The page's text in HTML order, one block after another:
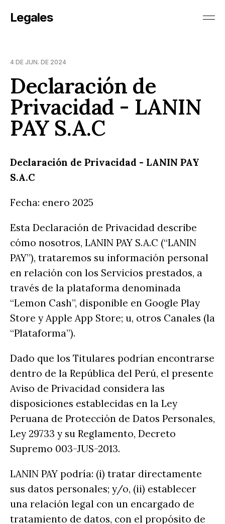
Legales
4 DE JUN. DE 2024
Declaración de
Privacidad - LANIN
PAY S.A.C
Declaración de Privacidad - LANIN PAY
S.A.C
Fecha: enero 2025
Esta Declaración de Privacidad describe
cómo nosotros, LANIN PAY S.A.C (“LANIN
PAY”), trataremos su información personal
en relación con los Servicios prestados, a
través de la plataforma denominada
“Lemon Cash”, disponible en Google Play
Store y Apple App Store; u, otros Canales (la
“Plataforma”).
Dado que los Titulares podrían encontrarse
dentro de la República del Perú, el presente
Aviso de Privacidad considera las
disposiciones establecidas en la Ley
Peruana de Protección de Datos Personales,
Ley 29733 y su Reglamento, Decreto
Supremo 003-JUS-2013.
LANIN PAY podría: (i) tratar directamente
sus datos personales; y/o, (ii) establecer
una relación legal con un encargado de
tratamiento de datos, con el propósito de